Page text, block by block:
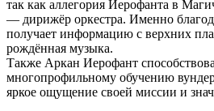
так как аллегория Иерофанта в
— дирижёр оркестра. Именно
получает информацию с верхних
рождённая музыка.
Также Аркан Иерофант
многопрофильному обучению
яркое ощущение своей миссии и